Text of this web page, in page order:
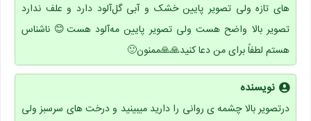
های تازه ولی تصویر پایین خشک و آبی گل‌آلود دارد و علف ندارد
تصویر بالا واضح هست ولی تصویر پایین مه‌آلود هست😊 ناشناس
هستم لطفاً برای من دعا کنید🙏🙏ممنون🙂
نویسنده
درتصویر بالا چشمه ی روانی را دارید میبینید و درخت های سرسبز ولی